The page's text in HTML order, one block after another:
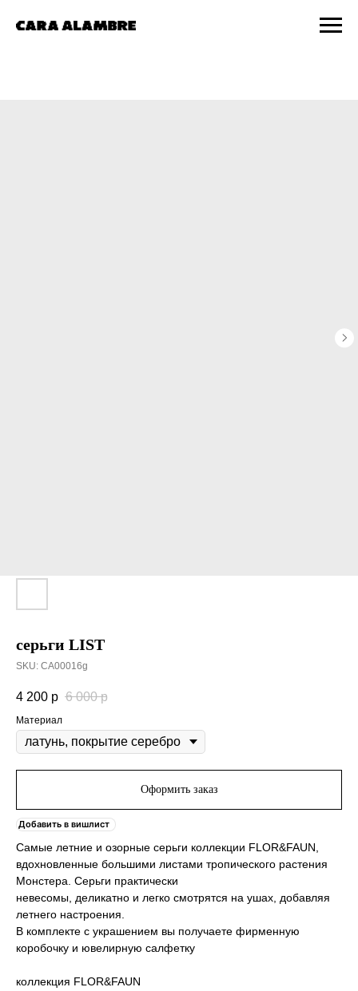
cерьги LIST
SKU: CA00016g
4 200 р 6 000 р
Материал
Оформить заказ
Добавить в вишлист
Самые летние и озорные серьги коллекции FLOR&FAUN,
вдохновленные большими листами тропического растения
Монстера. Серьги практически
невесомы, деликатно и легко смотрятся на ушах, добавляя
летнего настроения.
В комплекте с украшением вы получаете фирменную
коробочку и ювелирную салфетку
коллекция FLOR&FAUN